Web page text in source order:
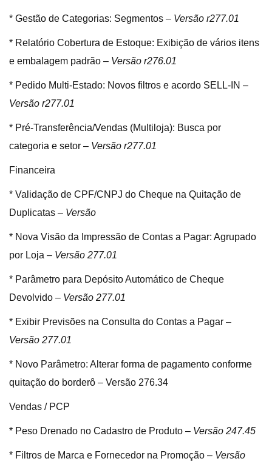
* Gestão de Categorias: Segmentos – Versão r277.01
* Relatório Cobertura de Estoque: Exibição de vários itens
e embalagem padrão – Versão r276.01
* Pedido Multi-Estado: Novos filtros e acordo SELL-IN –
Versão r277.01
* Pré-Transferência/Vendas (Multiloja): Busca por
categoria e setor – Versão r277.01
Financeira
* Validação de CPF/CNPJ do Cheque na Quitação de
Duplicatas – Versão
* Nova Visão da Impressão de Contas a Pagar: Agrupado
por Loja – Versão 277.01
* Parâmetro para Depósito Automático de Cheque
Devolvido – Versão 277.01
* Exibir Previsões na Consulta do Contas a Pagar –
Versão 277.01
* Novo Parâmetro: Alterar forma de pagamento conforme
quitação do borderô – Versão 276.34
Vendas / PCP
* Peso Drenado no Cadastro de Produto – Versão 247.45
* Filtros de Marca e Fornecedor na Promoção – Versão